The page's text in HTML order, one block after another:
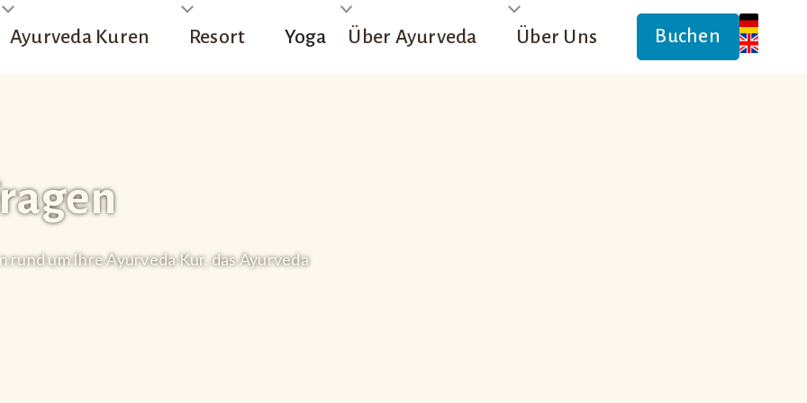
Ayurveda Kuren Resort Yoga Über Ayurveda Über Uns Buchen
um Ihre Ayurveda Kur, das Ayurveda